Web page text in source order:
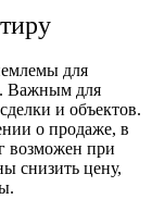
для
Важным для
и объектов.
о продаже, в
возможен при
снизить цену,